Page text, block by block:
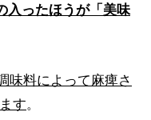
入ったほうが「美味
味料によって麻痺さ
す。